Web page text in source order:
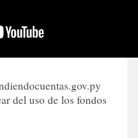
del uso de los fondos